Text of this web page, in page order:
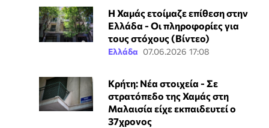
Η Χαμάς ετοίμαζε επίθεση στην
Ελλάδα - Οι πληροφορίες για
τους στόχους (Βίντεο)
Ελλάδα 07.06.2026 17:08
Κρήτη: Νέα στοιχεία - Σε
στρατόπεδο της Χαμάς στη
Μαλαισία είχε εκπαιδευτεί ο
37χρονος